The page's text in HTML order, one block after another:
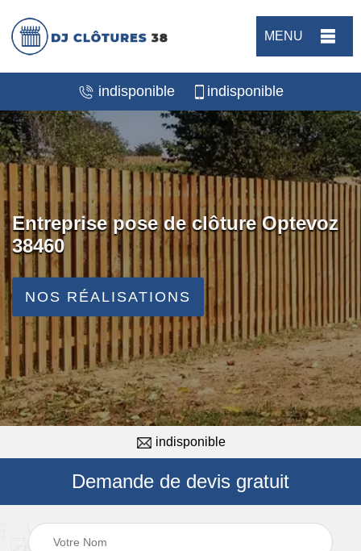
MENU
indisponible indisponible
Entreprise pose de clôture Optevoz
38460
NOS RÉALISATIONS
indisponible
Demande de devis gratuit